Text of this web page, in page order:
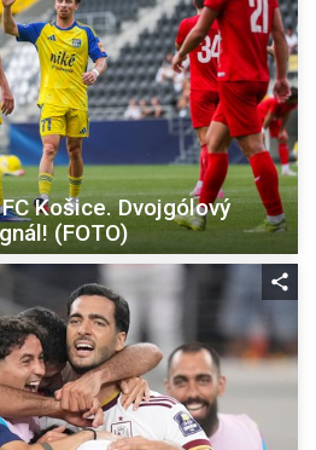
Košice. Dvojgólový
(FOTO)